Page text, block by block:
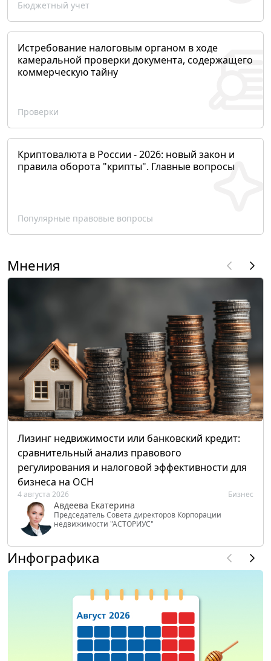
Бюджетный учет
Истребование налоговым органом в ходе
камеральной проверки документа, содержащего
коммерческую тайну
Проверки
Криптовалюта в России - 2026: новый закон и
правила оборота "крипты". Главные вопросы
Популярные правовые вопросы
Мнения
Лизинг недвижимости или банковский кредит:
сравнительный анализ правового
регулирования и налоговой эффективности для
бизнеса на ОСН
4 августа 2026 Бизнес
Авдеева Екатерина
Председатель Совета директоров Корпорации
недвижимости "АСТОРИУС"
Инфографика